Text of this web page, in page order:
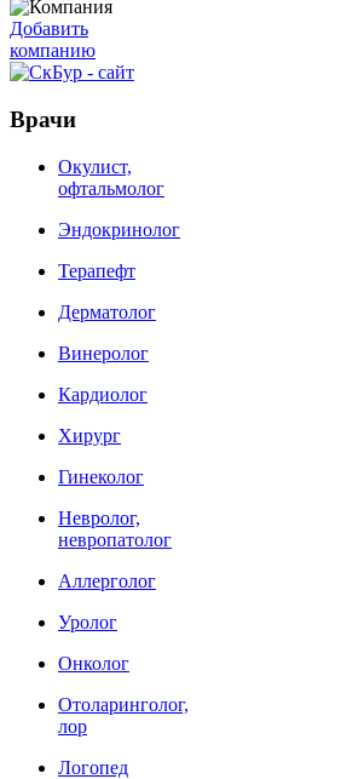
Добавить
компанию
Врачи
Окулист,
офтальмолог
Эндокринолог
Терапефт
Дерматолог
Винеролог
Кардиолог
Хирург
Гинеколог
Невролог,
невропатолог
Аллерголог
Уролог
Онколог
Отоларинголог,
лор
Логопед